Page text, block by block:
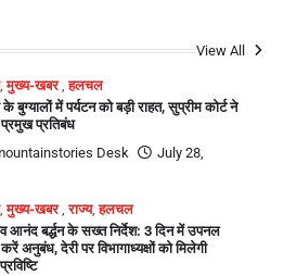
View All
,मुख्य-खबर,हलचल
बुग्यालों में पर्यटन को बड़ी राहत, सुप्रीम कोर्ट ने
प्रमुख प्रतिबंध
Desk
July 28,
,मुख्य-खबर,राज्य,हलचल
आनंद बर्द्धन के सख्त निर्देश: 3 दिन में उपनल
अनुबंध, देरी पर विभागाध्यक्षों को मिलेगी